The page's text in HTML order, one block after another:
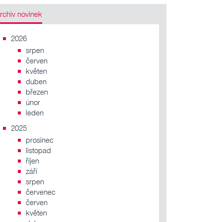
novinek
2026
srpen
červen
květen
duben
březen
únor
leden
2025
prosinec
listopad
říjen
září
srpen
červenec
červen
květen